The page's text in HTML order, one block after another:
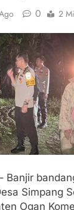
0 2
Banjir
Simpang
Ogan